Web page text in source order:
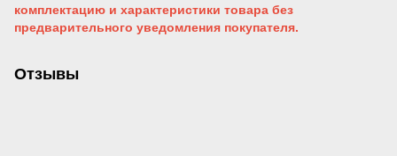
комплектацию и характеристики товара без
предварительного уведомления покупателя.
Отзывы